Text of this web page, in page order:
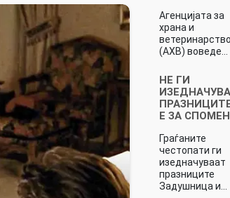
Агенцијата за
храна и
ветеринарство
(АХВ) воведе…
НЕ ГИ
Е ЗА
Граѓаните
честопати ги
изедначуваат
празниците
Задушница и…